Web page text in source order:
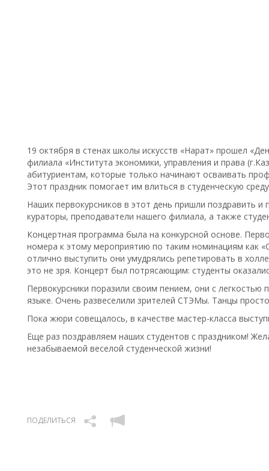
19 октября в стенах школы искусств «Нарат» прошел
филиала «Института экономики, управления и права
абитуриентам, которые только начинают осваивать
Этот праздник помогает им влиться в студенческую
Наших первокурсников в этот день пришли поздравить
кураторы, преподаватели нашего филиала, а также
Концертная программа была на конкурсной основе.
номера к этому мероприятию по таким номинациям как
отлично выступить они умудрялись репетировать в
это не зря. Концерт был потрясающим: студенты
Первокурсники поразили своим пением, они с
языке. Очень развеселили зрителей СТЭМы. Танцы
Пока жюри совещалось, в качестве мастер-класса
Еще раз поздравляем наших студентов с праздником!
незабываемой веселой студенческой жизни!
ПОДЕЛИТЬСЯ